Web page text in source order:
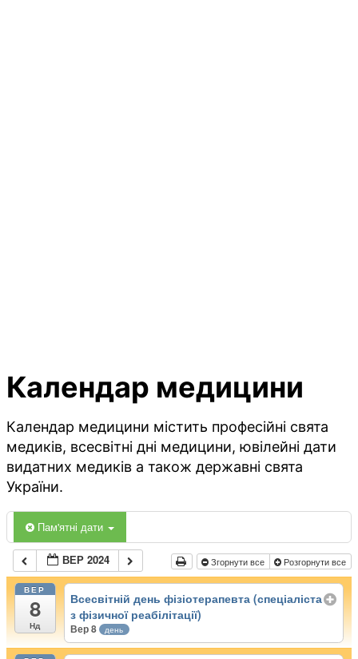
Календар медицини
Календар медицини містить професійні свята
медиків, всесвітні дні медицини, ювілейні дати
видатних медиків а також державні свята
України.
Пам'ятні дати
ВЕР 2024 Згорнути все Розгорнути все
ВЕР
8
Нд
Всесвітній день фізіотерапевта (спеціаліста
з фізичної реабілітації)
Вер 8 день